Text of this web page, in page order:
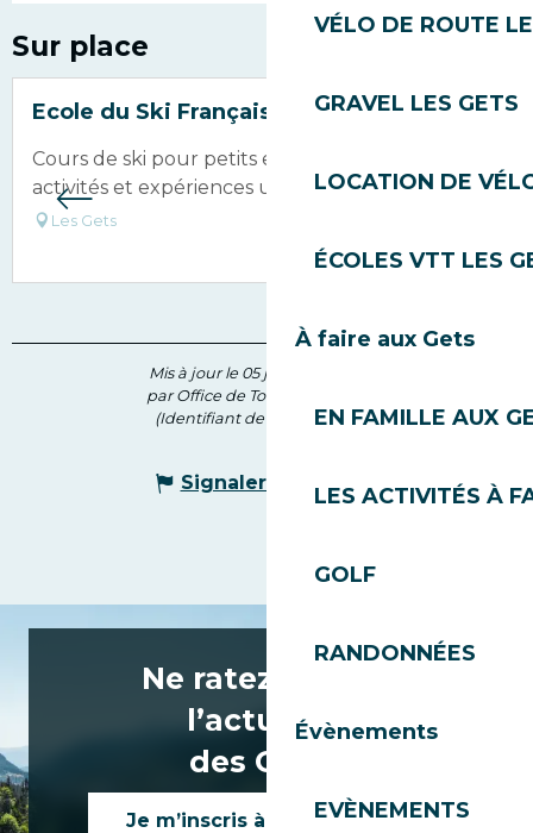
VÉLO DE ROUTE
GRAVEL LES GETS
LOCATION DE
ÉCOLES VTT LES
À faire aux Gets
EN FAMILLE AUX
LES ACTIVITÉS À
GOLF
RANDONNÉES
Évènements
EVÈNEMENTS
Sur place
Ecole du Ski Français
Cours de ski pour petits et grands, snowboard,
activités et expériences uniques
Les Gets
Mis à jour le 05 juin 2026 à 17:29
par Office de Tourisme des Gets
(Identifiant de l'offre :592647)
Signaler une erreur
Ne ratez rien de
l’actualité
des Gets !
Je m’inscris à la newsletter